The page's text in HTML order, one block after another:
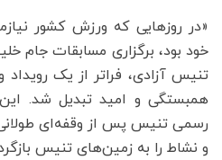
«در روزهایی که ورزش کشور
خود بود، برگزاری مسابقات جام
تنیس آزادی، فراتر از یک
همبستگی و امید تبدیل شد.
رسمی تنیس پس از وقفه‌ای طولانی
و نشاط را به زمین‌های تنیس